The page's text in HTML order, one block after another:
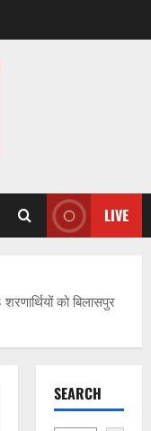
LIVE
को बिलासपुर
SEARCH